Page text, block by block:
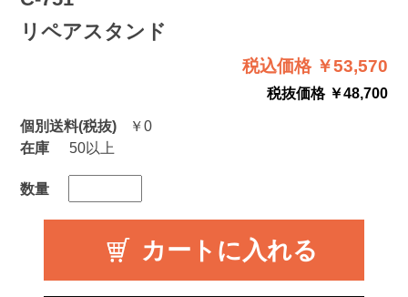
リペアスタンド
税込価格 ￥53,570
税抜価格 ￥48,700
個別送料(税抜)
￥0
在庫
50以上
数量